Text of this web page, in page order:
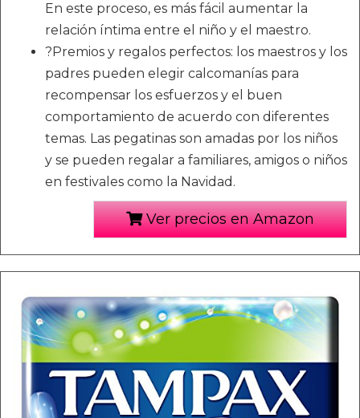
En este proceso, es más fácil aumentar la
relación íntima entre el niño y el maestro.
?Premios y regalos perfectos: los maestros y los
padres pueden elegir calcomanías para
recompensar los esfuerzos y el buen
comportamiento de acuerdo con diferentes
temas. Las pegatinas son amadas por los niños
y se pueden regalar a familiares, amigos o niños
en festivales como la Navidad.
Ver precios en Amazon